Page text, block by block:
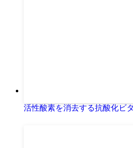
活性酸素を消去する抗酸化ビ